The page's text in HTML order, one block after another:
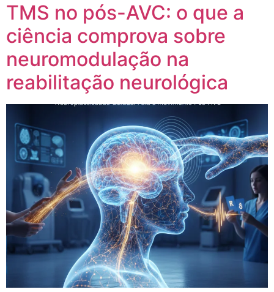
TMS no pós-AVC: o que a
ciência comprova sobre
neuromodulação na
reabilitação neurológica